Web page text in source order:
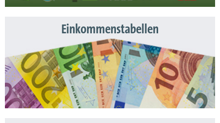
Einkommenstabellen